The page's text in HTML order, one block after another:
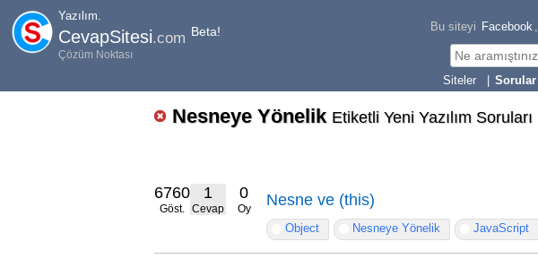
Yazılım.
CevapSitesi.com Beta!
Çözüm Noktası
Bu siteyi Facebook ,
Sorular
Nesneye Yönelik Etiketli Yeni Yazılım Soruları
6760
Göst.
1
Cevap
0
Oy Nesne ve (this)
Object Nesneye Yönelik JavaScript